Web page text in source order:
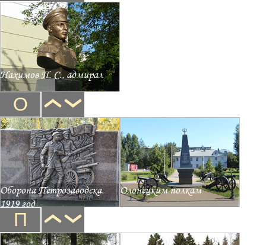
Нахимов П. С., адмирал
О
Оборона Петрозаводска.
1919 год
Олонецким полкам
П